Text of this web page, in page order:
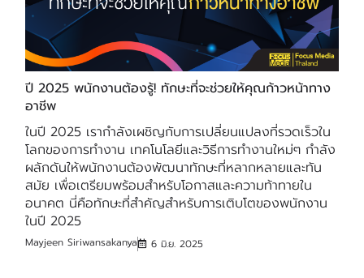
ปี 2025 พนักงานต้องรู้! ทักษะที่จะช่วยให้คุณก้าวหน้าทาง
อาชีพ
ในปี 2025 เรากำลังเผชิญกับการเปลี่ยนแปลงที่รวดเร็วใน
โลกของการทำงาน เทคโนโลยีและวิธีการทำงานใหม่ๆ กำลัง
ผลักดันให้พนักงานต้องพัฒนาทักษะที่หลากหลายและทัน
สมัย เพื่อเตรียมพร้อมสำหรับโอกาสและความท้าทายใน
อนาคต นี่คือทักษะที่สำคัญสำหรับการเติบโตของพนักงาน
ในปี 2025
Mayjeen Siriwansakanya 6 มิ.ย. 2025